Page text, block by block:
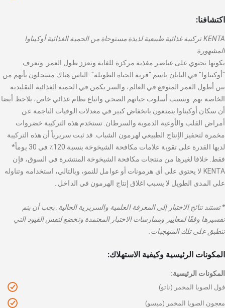
اكتشافنا:
KENTA تركيبة غذائية طبيعية لذيذة مستوحاة من الحمية الغذائية أوكيناوا
المشهورة
بكونها تحتوي على عناصر مغذية مركزة للغاية وتعزز طول العمر. وتعرف
"أوكيناوا" في اليابان باسم "قرية الحياة الطويلة". الناس هناك مسجلون بأنهم من
بين أطول العمر المتوقع في العالم، والسر يكمن في الحمية الغذائية التقليدية
الخاصة بهم. وبسبب أسلوب حياتهم الصحي واتباع نظام غذائي خاص، يلاحظ أيضا
أن سكان أوكيناوا يتمتعون بانخفاض كبير في معدلات الوفيات الناجمة عن
أمراض القلب والأوعية الدموية والسرطان. تستخدم هذه التركيبة خضروات
مخمرة لتحفيز الإنتاج الطبيعي لهرمون الشباب. قد ثبت سريرياً أن هذه التركيبة
لديها القدرة على تقوية علامات مكافحة الشيخوخة بنسبة 120٪ في 30 يوماً*
فقط. خلافا لغيرها من منتجات مكافحة الشيخوخة المنتشرة في السوق، فإن
KENTA لا يحتوي على أي هرمونات أو عوامل للنمو، وبالتالي، استخدامه وتناوله
على المدى الطويل لا يسبب اغلاق إنتاج الهرمون في الداخل..
* تستند نتائج الاختبار إلى المعرفة العلمية والسريرية الحالية. يجب أن يتم
تفسيرها وفقًا لمعايير وممارسات الاختبار المعتمدة وتخضع لنفس القيود التي
تنطبق على تلك المنهجيات.
المكونات الرئيسية وكيفية الاستهلاك:
المكونات الرئيسية:
فول الصويا المخمر (ناتو)
معجون الصويا المخمر (ميسو)